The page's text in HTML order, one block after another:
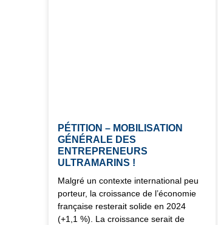
PÉTITION – MOBILISATION
GÉNÉRALE DES
ENTREPRENEURS
ULTRAMARINS !
Malgré un contexte international peu
porteur, la croissance de l’économie
française resterait solide en 2024
(+1,1 %). La croissance serait de